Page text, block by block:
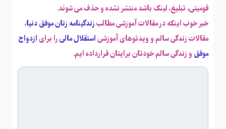
قومیتی، تبلیغ، لینک باشد منتشر نشده و حذف می شوند.
خبر خوب اینکه در مقالات آموزشی مطالبزندگینامه زنان موفق دنیا،
مقالات زندگی سالم و ویدئوهای آموزشیاستقلال مالیرا برایازدواج
موفق و زندگی سالم خودتان برایتان قرارداده ایم.